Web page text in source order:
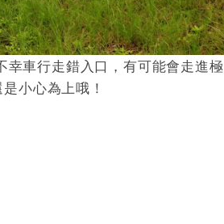
車行走錯入口，有可能會走進極
小心為上哦！